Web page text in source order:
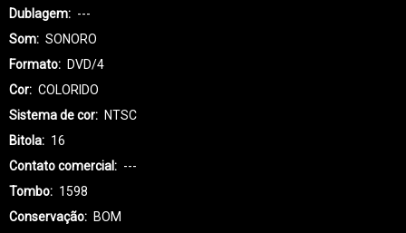
Dublagem
---
Som
SONORO
Formato
DVD/4
Cor
COLORIDO
Sistema de cor
NTSC
Bitola
16
Contato comercial
---
Tombo
1598
Conservação
BOM